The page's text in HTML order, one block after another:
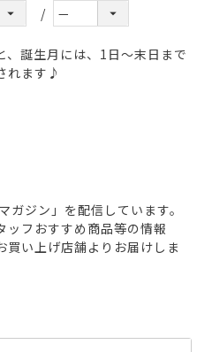
、誕生月には、1日～末日まで
れます♪
ガジン」を配信しています。
ッフおすすめ商品等の情報
買い上げ店舗よりお届けしま